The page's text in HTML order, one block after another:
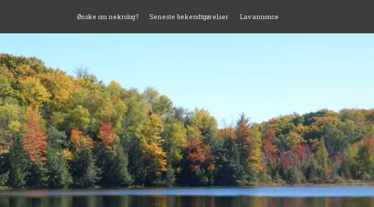
Ønske om nekrolog? Seneste bekendtgørelser Lav annonce